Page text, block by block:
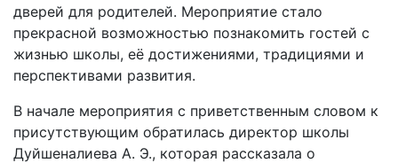
дверей для родителей. Мероприятие стало
прекрасной возможностью познакомить гостей с
жизнью школы, её достижениями, традициями и
перспективами развития.
В начале мероприятия с приветственным словом к
присутствующим обратилась директор школы
Дуйшеналиева А. Э., которая рассказала о